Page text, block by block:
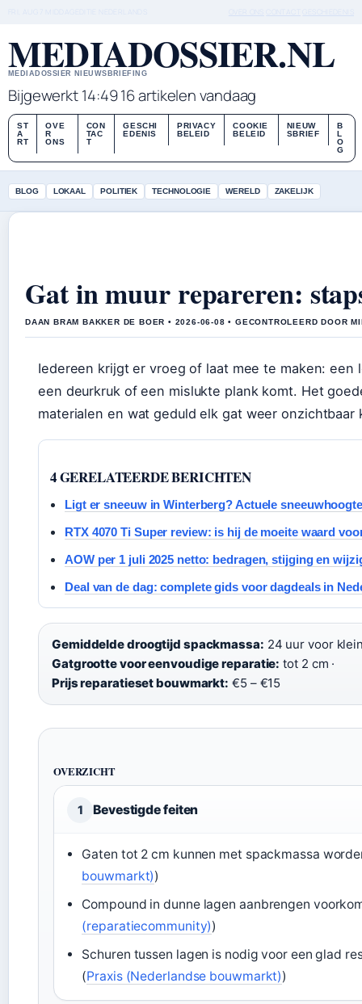
MEDIADOSSIER.NL
MEDIADOSSIER NIEUWSBRIEFING
Bijgewerkt 14:4916 artikelen vandaag
ST
A
RT
OVE
R
ONS
CON
TAC
T
GESCHI
EDENIS
PRIVACY
BELEID
COOKIE
BELEID
NIEUW
SBRIEF
B
L
O
G
BLOG LOKAAL POLITIEK TECHNOLOGIE WERELD ZAKELIJK
Gat in muur repareren:
DAAN BRAM BAKKER DE BOER • 2026-06-08 • GECONTROLEERD DOOR
Iedereen krijgt er vroeg of laat mee te maken:
een deurkruk of een mislukte plank komt. Het
materialen en wat geduld elk gat weer onzichtbaar
4 GERELATEERDE BERICHTEN
Ligt er sneeuw in Winterberg? Actuele
RTX 4070 Ti Super review: is hij de moeite waard
AOW per 1 juli 2025 netto: bedragen, stijging en
Deal van de dag: complete gids voor dagdeals in
Gemiddelde droogtijd spackmassa: 24 uur voor
Gatgrootte voor eenvoudige reparatie: tot 2 cm ·
Prijs reparatieset bouwmarkt: €5 – €15
OVERZICHT
1 Bevestigde feiten
Gaten tot 2 cm kunnen met spackmassa
bouwmarkt))
Compound in dunne lagen aanbrengen
(reparatiecommunity))
Schuren tussen lagen is nodig voor een glad
(Praxis (Nederlandse bouwmarkt))